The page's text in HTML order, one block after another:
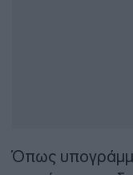
Όπως